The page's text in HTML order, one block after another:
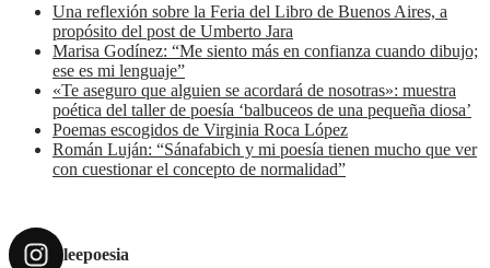
Una reflexión sobre la Feria del Libro de Buenos Aires, a
propósito del post de Umberto Jara
Marisa Godínez: “Me siento más en confianza cuando dibujo;
ese es mi lenguaje”
«Te aseguro que alguien se acordará de nosotras»: muestra
poética del taller de poesía ‘balbuceos de una pequeña diosa’
Poemas escogidos de Virginia Roca López
Román Luján: “Sánafabich y mi poesía tienen mucho que ver
con cuestionar el concepto de normalidad”
leepoesia